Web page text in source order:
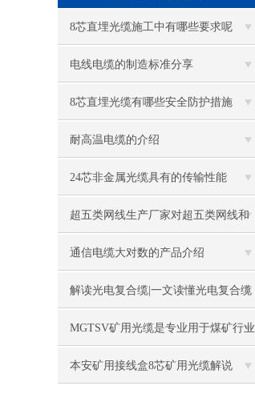
8芯直埋光缆施工中有哪些要求呢
电线电缆的制造标准分享
8芯直埋光缆有哪些安全防护措施
耐高温电缆的介绍
24芯非金属光缆具有的传输性能
超五类网线生产厂家对超五类网线和
六类网线的区别介绍
通信电缆大对数的产品介绍
解读光电复合缆|一文读懂光电复合缆
MGTSV矿用光缆是专业用于煤矿行业
的通讯光缆
本安矿用接线盒8芯矿用光缆解说